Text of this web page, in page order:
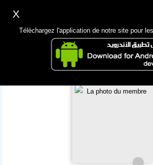
App Mobile
X
Téléchargez l'application de notre site pour